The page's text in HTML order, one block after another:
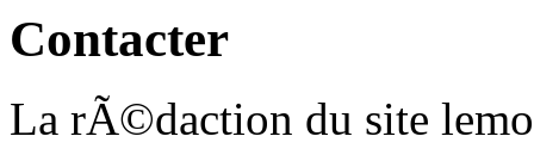
Contacter
La rÃ©daction du site